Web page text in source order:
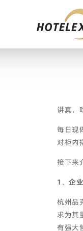
讲真，
每日现
对柜内
接下来
1 、 企
杭州品
求为其
有强大